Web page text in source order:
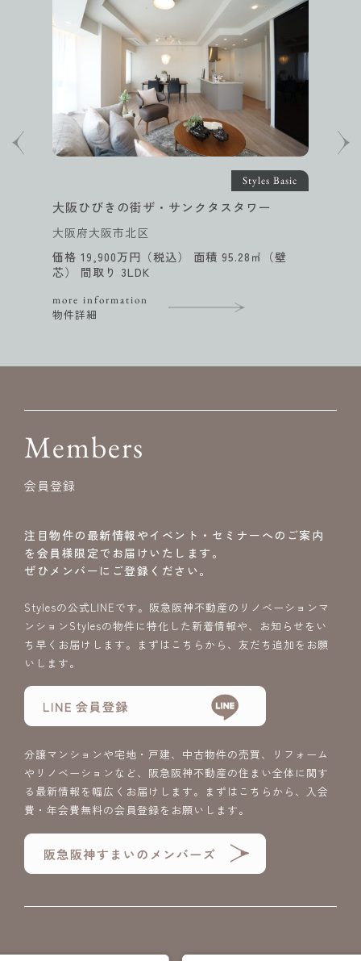
Styles Basic
大阪ひびきの街ザ・サンクタスタワー
大阪府大阪市北区
価格 19,900万円（税込） 面積 95.28㎡（壁
芯） 間取り 3LDK
more information
物件詳細
Members
会員登録
注目物件の最新情報やイベント・セミナーへのご案内
を会員様限定でお届けいたします。
ぜひメンバーにご登録ください。
Stylesの公式LINEです。阪急阪神不動産のリノベーションマ
ンションStylesの物件に特化した新着情報や、お知らせをい
ち早くお届けします。まずはこちらから、友だち追加をお願
いします。
分譲マンションや宅地・戸建、中古物件の売買、リフォーム
やリノベーションなど、阪急阪神不動産の住まい全体に関す
る最新情報を幅広くお届けします。まずはこちらから、入会
費・年会費無料の会員登録をお願いします。